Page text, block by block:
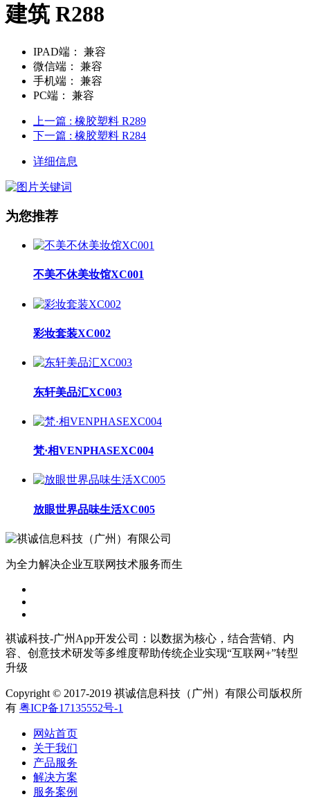
建筑 R288
IPAD端：
兼容
微信端：
兼容
手机端：
兼容
PC端：
兼容
上一篇 : 橡胶塑料 R289
下一篇 : 橡胶塑料 R284
详细信息
为您推荐
不美不休美妆馆XC001
彩妆套装XC002
东轩美品汇XC003
梵·相VENPHASEXC004
放眼世界品味生活XC005
为全力解决企业互联网技术服务而生
祺诚科技-广州App开发公司：以数据为核心，结合营销、内
容、创意技术研发等多维度帮助传统企业实现“互联网+”转型
升级
Copyright © 2017-2019 祺诚信息科技（广州）有限公司版权所
有 粤ICP备17135552号-1
网站首页
关于我们
产品服务
解决方案
服务案例